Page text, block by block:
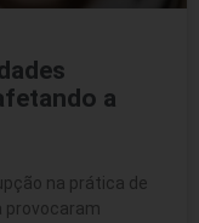
a
na prática de
provocaram